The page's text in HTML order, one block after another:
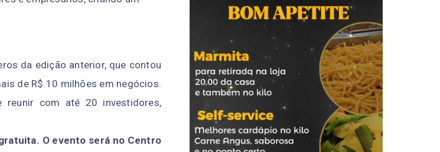
da edição anterior, que contou
de R$ 10 milhões em negócios.
reunir com até 20 investidores,
O evento será no Centro